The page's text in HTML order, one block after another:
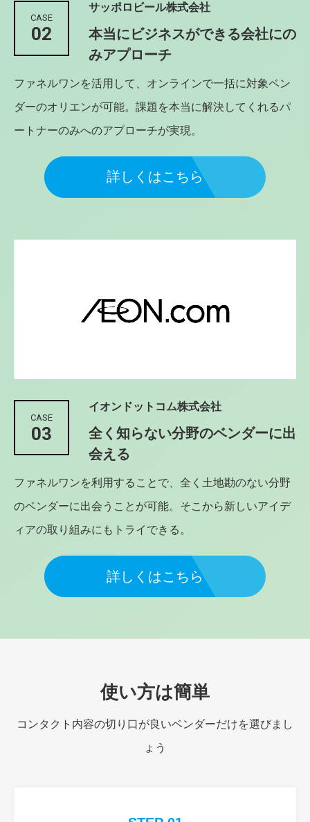
CASE
02
サッポロビール株式会社
本当にビジネスができる会社にの
みアプローチ
ファネルワンを活用して、オンラインで一括に対象ベン
ダーのオリエンが可能。課題を本当に解決してくれるパ
ートナーのみへのアプローチが実現。
詳しくはこちら
CASE
03
イオンドットコム株式会社
全く知らない分野のベンダーに出
会える
ファネルワンを利用することで、全く土地勘のない分野
のベンダーに出会うことが可能。そこから新しいアイデ
ィアの取り組みにもトライできる。
詳しくはこちら
使い方は簡単
コンタクト内容の切り口が良いベンダーだけを選びまし
ょう